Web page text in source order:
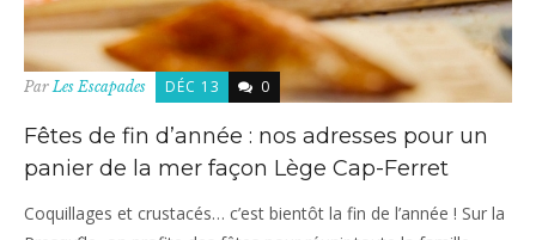
ParLes Escapades DÉC 13 0
Fêtes de fin d’année : nos adresses pour un
panier de la mer façon Lège Cap-Ferret
Coquillages et crustacés… c’est bientôt la fin de l’année ! Sur la